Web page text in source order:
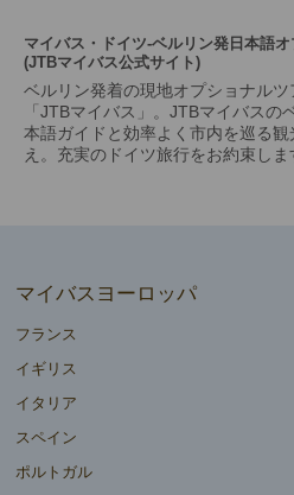
マイバス・ドイツ-ベルリン発日本語
(JTBマイバス公式サイト)
ベルリン発着の現地オプショナル
「JTBマイバス」。JTBマイバスの
本語ガイドと効率よく市内を巡る
え。充実のドイツ旅行をお約束しま
マイバスヨーロッパ
フランス
イギリス
イタリア
スペイン
ポルトガル